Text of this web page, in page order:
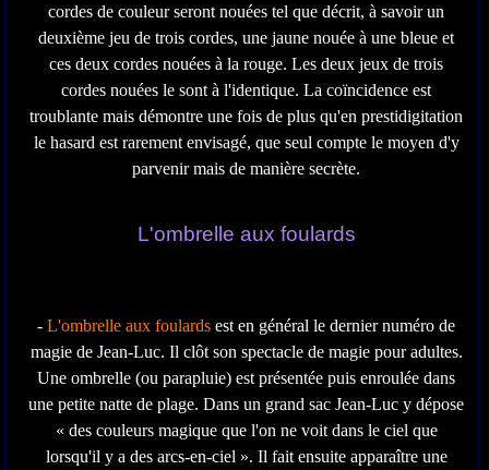
cordes de couleur seront nouées tel que décrit, à savoir un
deuxième jeu de trois cordes, une jaune nouée à une bleue et
ces deux cordes nouées à la rouge. Les deux jeux de trois
cordes nouées le sont à l'identique. La coïncidence est
troublante mais démontre une fois de plus qu'en prestidigitation
le hasard est rarement envisagé, que seul compte le moyen d'y
parvenir mais de manière secrète.
L'ombrelle aux foulards
-L'ombrelle aux foulards est en général le dernier numéro de
magie de Jean-Luc. Il clôt son spectacle de magie pour adultes.
Une ombrelle (ou parapluie) est présentée puis enroulée dans
une petite natte de plage. Dans un grand sac Jean-Luc y dépose
« des couleurs magique que l'on ne voit dans le ciel que
lorsqu'il y a des arcs-en-ciel ». Il fait ensuite apparaître une